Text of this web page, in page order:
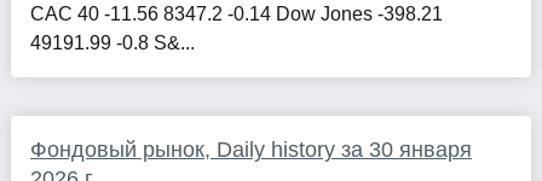
CAC 40 -11.56 8347.2 -0.14 Dow Jones -398.21
49191.99 -0.8 S&...
Фондовый рынок, Daily history за 30 января